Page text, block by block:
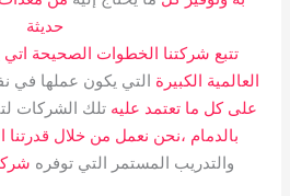
حديثة
تتبع شركتنا الخطوات الصحيحة
العالمية الكبيرة التي يكون عملها في
على كل ما تعتمد عليهتلك الشركات
بالدمام ،نحن نعمل من خلال قدرتنا
والتدريب المستمر التي توفره